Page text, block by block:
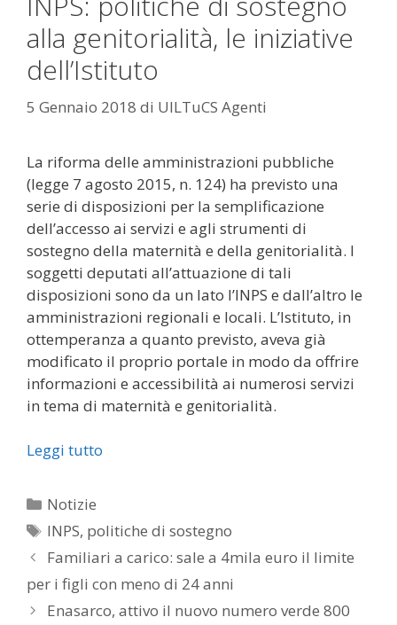
alla genitorialità, le iniziative
dell’Istituto
5 Gennaio 2018 di UILTuCS Agenti
La riforma delle amministrazioni pubbliche
(legge 7 agosto 2015, n. 124) ha previsto una
serie di disposizioni per la semplificazione
dell’accesso ai servizi e agli strumenti di
sostegno della maternità e della genitorialità. I
soggetti deputati all’attuazione di tali
disposizioni sono da un lato l’INPS e dall’altro le
amministrazioni regionali e locali. L’Istituto, in
ottemperanza a quanto previsto, aveva già
modificato il proprio portale in modo da offrire
informazioni e accessibilità ai numerosi servizi
in tema di maternità e genitorialità.
Leggi tutto
Categorie
Notizie
Tag
INPS, politiche di sostegno
Familiari a carico: sale a 4mila euro il limite
per i figli con meno di 24 anni
Enasarco, attivo il nuovo numero verde 800